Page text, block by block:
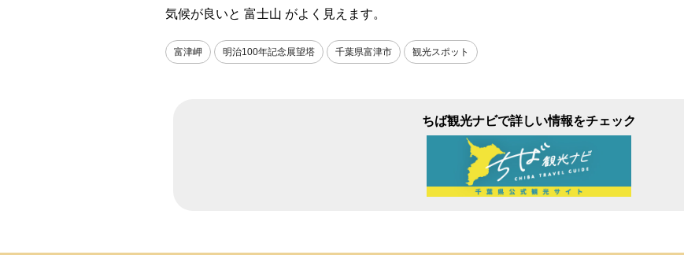
気候が良いと 富士山 がよく見えます。
富津岬 明治100年記念展望塔 千葉県富津市 観光スポット
ちば観光ナビで詳しい情報をチェック